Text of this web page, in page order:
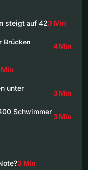
steigt auf 423 Min
Brücken
4 Min
Min
unter
3 Min
Schwimmer
3 Min
3 Min